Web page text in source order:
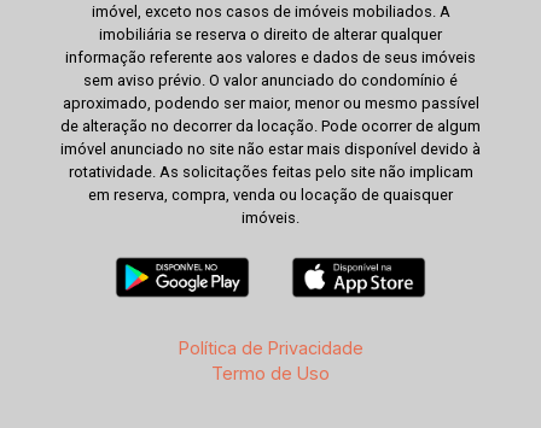
imóvel, exceto nos casos de imóveis mobiliados. A
imobiliária se reserva o direito de alterar qualquer
informação referente aos valores e dados de seus imóveis
sem aviso prévio. O valor anunciado do condomínio é
aproximado, podendo ser maior, menor ou mesmo passível
de alteração no decorrer da locação. Pode ocorrer de algum
imóvel anunciado no site não estar mais disponível devido à
rotatividade. As solicitações feitas pelo site não implicam
em reserva, compra, venda ou locação de quaisquer
imóveis.
Política de Privacidade
Termo de Uso